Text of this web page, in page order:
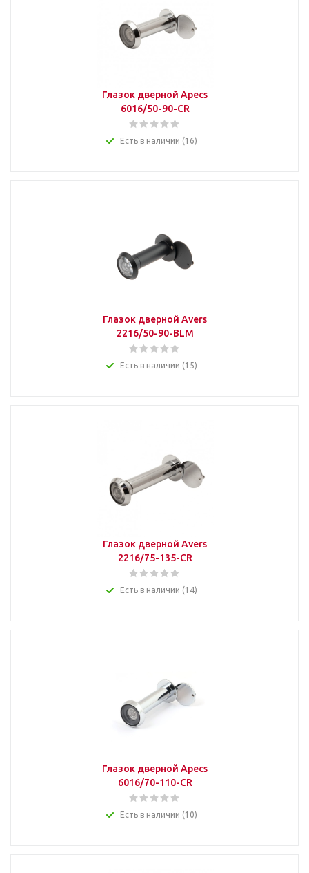
Глазок дверной Apecs
6016/50-90-CR
Есть в наличии (16)
Глазок дверной Avers
2216/50-90-BLM
Есть в наличии (15)
Глазок дверной Avers
2216/75-135-CR
Есть в наличии (14)
Глазок дверной Apecs
6016/70-110-CR
Есть в наличии (10)